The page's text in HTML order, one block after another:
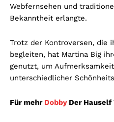
Webfernsehen und
Bekanntheit erlangte.
Trotz der Kontroversen, die
begleiten, hat Martina Big
genutzt, um
unterschiedlicher
Für mehr DobbyDer Hauself